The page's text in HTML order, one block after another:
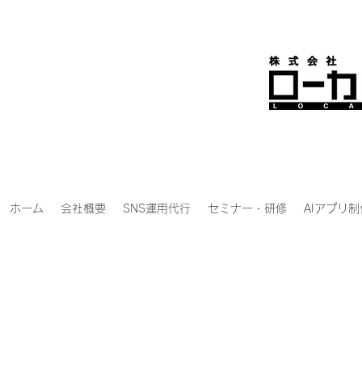
ホーム 会社概要 SNS運用代行 セミナー・研修 AIアプリ制